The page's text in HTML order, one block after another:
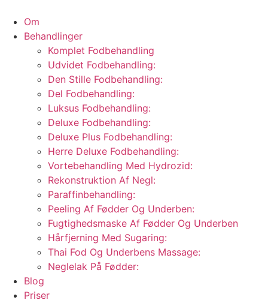
indhold
Om
Behandlinger
Komplet Fodbehandling
Udvidet Fodbehandling:
Den Stille Fodbehandling:
Del Fodbehandling:
Luksus Fodbehandling:
Deluxe Fodbehandling:
Deluxe Plus Fodbehandling:
Herre Deluxe Fodbehandling:
Vortebehandling Med Hydrozid:
Rekonstruktion Af Negl:
Paraffinbehandling:
Peeling Af Fødder Og Underben:
Fugtighedsmaske Af Fødder Og Underben
Hårfjerning Med Sugaring:
Thai Fod Og Underbens Massage:
Neglelak På Fødder:
Blog
Priser